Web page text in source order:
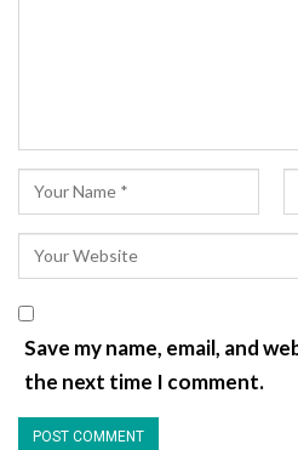
Save my name, email, and
the next time I comment.